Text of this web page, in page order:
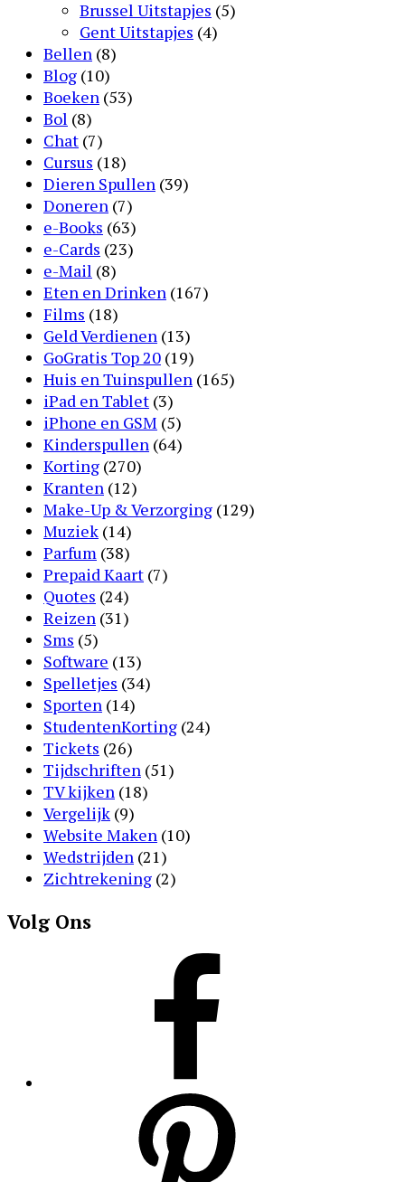
Brussel Uitstapjes (5)
Gent Uitstapjes (4)
Bellen (8)
Blog (10)
Boeken (53)
Bol (8)
Chat (7)
Cursus (18)
Dieren Spullen (39)
Doneren (7)
e-Books (63)
e-Cards (23)
e-Mail (8)
Eten en Drinken (167)
Films (18)
Geld Verdienen (13)
GoGratis Top 20 (19)
Huis en Tuinspullen (165)
iPad en Tablet (3)
iPhone en GSM (5)
Kinderspullen (64)
Korting (270)
Kranten (12)
Make-Up & Verzorging (129)
Muziek (14)
Parfum (38)
Prepaid Kaart (7)
Quotes (24)
Reizen (31)
Sms (5)
Software (13)
Spelletjes (34)
Sporten (14)
StudentenKorting (24)
Tickets (26)
Tijdschriften (51)
TV kijken (18)
Vergelijk (9)
Website Maken (10)
Wedstrijden (21)
Zichtrekening (2)
Volg Ons